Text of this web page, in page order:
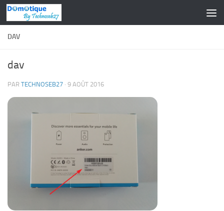
Skip to content
DAV
dav
PAR TECHNOSEB27 · 9 AOÛT 2016